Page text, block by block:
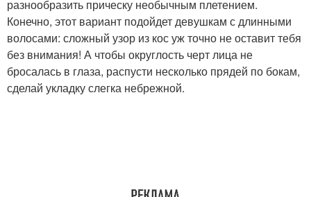
разнообразить прическу необычным плетением.
Конечно, этот вариант подойдет девушкам с длинными
волосами: сложный узор из кос уж точно не оставит тебя
без внимания! А чтобы округлость черт лица не
бросалась в глаза, распусти несколько прядей по бокам,
сделай укладку слегка небрежной.